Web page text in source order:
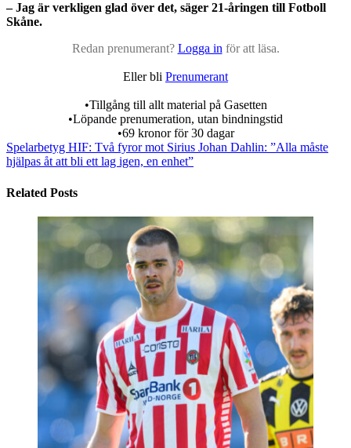
– Jag är verkligen glad över det, säger 21-åringen till Fotboll
Skåne.
Redan prenumerant? Logga in för att läsa.
Eller bli Prenumerant
•Tillgång till allt material på Gasetten
•Löpande prenumeration, utan bindningstid
•69 kronor för 30 dagar
Spelarbetyg HIF: Två fyror mot Sirius Johan Dahlin: ”Alla måste
hjälpas åt att bli ett lag igen, en enhet”
Related Posts